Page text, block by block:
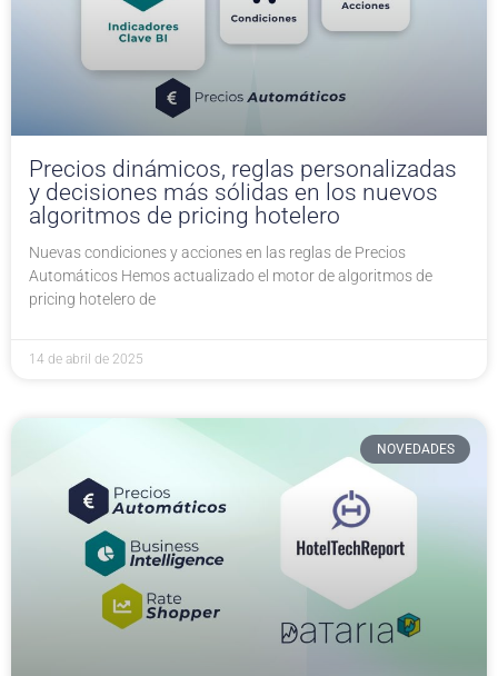
Precios dinámicos, reglas personalizadas
y decisiones más sólidas en los nuevos
algoritmos de pricing hotelero
Nuevas condiciones y acciones en las reglas de Precios
Automáticos Hemos actualizado el motor de algoritmos de
pricing hotelero de
14 de abril de 2025
NOVEDADES